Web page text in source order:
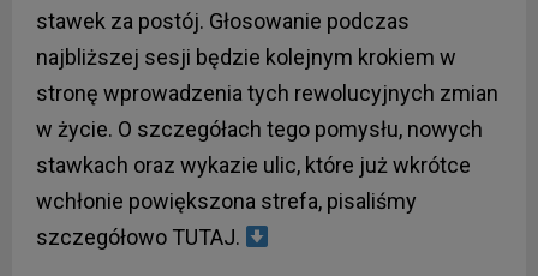
stawek za postój. Głosowanie podczas
najbliższej sesji będzie kolejnym krokiem w
stronę wprowadzenia tych rewolucyjnych zmian
w życie. O szczegółach tego pomysłu, nowych
stawkach oraz wykazie ulic, które już wkrótce
wchłonie powiększona strefa, pisaliśmy
szczegółowo TUTAJ.